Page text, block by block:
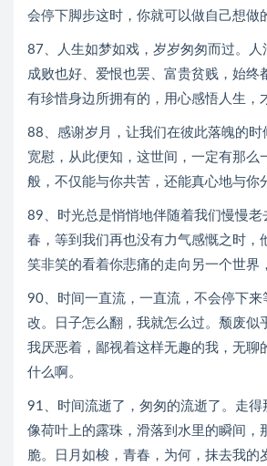
会停下脚步这时，你就可以做自己想做
87、人生如梦如戏，岁岁匆匆而过。人
成败也好、爱恨也罢、富贵贫贱，始终
有珍惜身边所拥有的，用心感悟人生，
88、感谢岁月，让我们在彼此落魄的时
宽慰，从此便知，这世间，一定有那么
般，不仅能与你共苦，还能真心地与你
89、时光总是悄悄地伴随着我们慢慢老
春，等到我们再也没有力气感慨之时，
笑非笑的看着你悲痛的走向另一个世界
90、时间一直流，一直流，不会停下来
改。日子怎么翻，我就怎么过。颓废似
我厌恶着，鄙视着这样无趣的我，无聊
什么啊。
91、时间流逝了，匆匆的流逝了。走得
像荷叶上的露珠，滑落到水里的瞬间，
脆。日月如梭，青春，为何，抹去我的